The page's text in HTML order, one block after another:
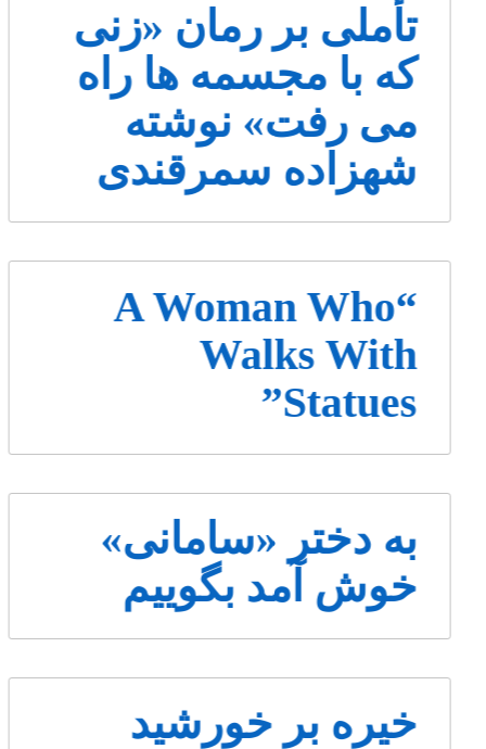
تأملی بر رمان «زنی
که با مجسمه ها راه
می رفت» نوشته
شهزاده سمرقندی
“A Woman Who
Walks With
Statues”
به دختر «سامانی»
خوش آمد بگوییم
خیره بر خورشید